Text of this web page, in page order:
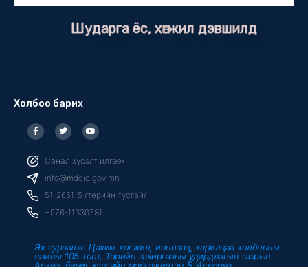
Шударга ёс, хөгжил дэвшилд
Холбоо барих
F
a
c
b
o
o
k
f
T
w
i
t
r
Y
o
u
u
e
Санал хүсэлт илгээх
info@mddic.gov.mn
51-265115 /төрийн тусгай/
+976-11330781
Эх сурвалж: Цахим хөгжил, инновац, харилцаа холбооны
яамны 105 тоот, Төрийн захиргааны удирдлагын газрын